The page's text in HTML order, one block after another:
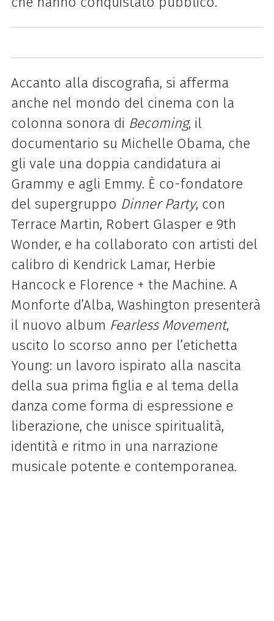
Accanto alla discografia, si afferma
anche nel mondo del cinema con la
colonna sonora di Becoming, il
documentario su Michelle Obama, che
gli vale una doppia candidatura ai
Grammy e agli Emmy. È co-fondatore
del supergruppo Dinner Party, con
Terrace Martin, Robert Glasper e 9th
Wonder, e ha collaborato con artisti del
calibro di Kendrick Lamar, Herbie
Hancock e Florence + the Machine. A
Monforte d’Alba, Washington presenterà
il nuovo album Fearless Movement,
uscito lo scorso anno per l’etichetta
Young: un lavoro ispirato alla nascita
della sua prima figlia e al tema della
danza come forma di espressione e
liberazione, che unisce spiritualità,
identità e ritmo in una narrazione
musicale potente e contemporanea.